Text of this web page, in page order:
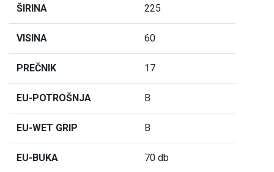
ŠIRINA 225
VISINA 60
PREČNIK 17
EU-POTROŠNJA B
EU-WET GRIP B
EU-BUKA 70 db